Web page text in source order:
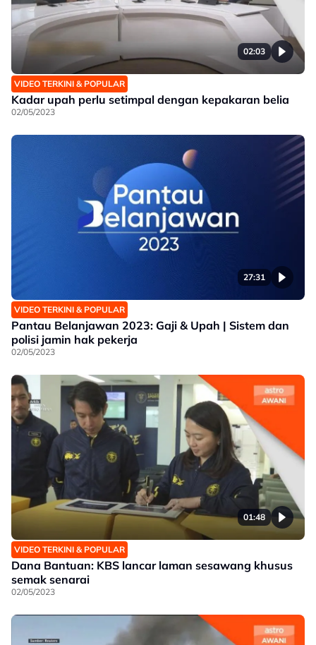
02:03
VIDEO TERKINI & POPULAR
Kadar upah perlu setimpal dengan kepakaran belia
02/05/2023
27:31
VIDEO TERKINI & POPULAR
Pantau Belanjawan 2023: Gaji & Upah | Sistem dan
polisi jamin hak pekerja
02/05/2023
01:48
VIDEO TERKINI & POPULAR
Dana Bantuan: KBS lancar laman sesawang khusus
semak senarai
02/05/2023